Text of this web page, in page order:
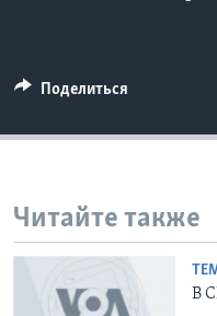
СОЦИАЛЬНЫЕ СЕТИ
Поделиться
Читайте также
В